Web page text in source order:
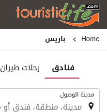
Home باريس
فنادق رحلات طيران
. مدينة الوصول